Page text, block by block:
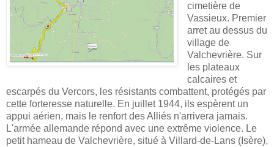
cimetière de
Vassieux. Premier
arret au dessus du
village de
Valchevrière. Sur
les plateaux
calcaires et
escarpés du Vercors, les résistants combattent, protégés par
cette forteresse naturelle. En juillet 1944, ils espèrent un
appui aérien, mais le renfort des Alliés n'arrivera jamais.
L'armée allemande répond avec une extrême violence. Le
petit hameau de Valchevrière, situé à Villard-de-Lans (Isère),